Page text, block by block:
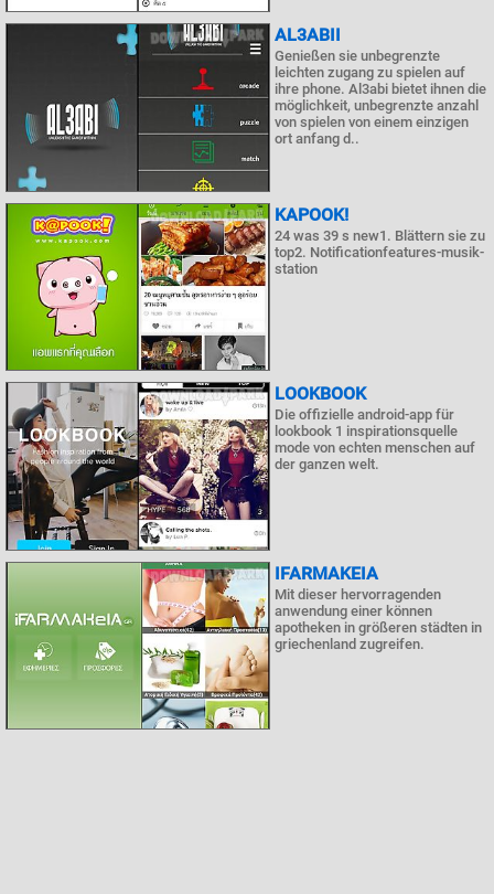
AL3ABII
Genießen sie unbegrenzte
leichten zugang zu spielen auf
ihre phone. Al3abi bietet ihnen die
möglichkeit, unbegrenzte anzahl
von spielen von einem einzigen
ort anfang d..
KAPOOK!
24 was 39 s new1. Blättern sie zu
top2. Notificationfeatures-musik-
station
LOOKBOOK
Die offizielle android-app für
lookbook 1 inspirationsquelle
mode von echten menschen auf
der ganzen welt.
IFARMAKEIA
Mit dieser hervorragenden
anwendung einer können
apotheken in größeren städten in
griechenland zugreifen.